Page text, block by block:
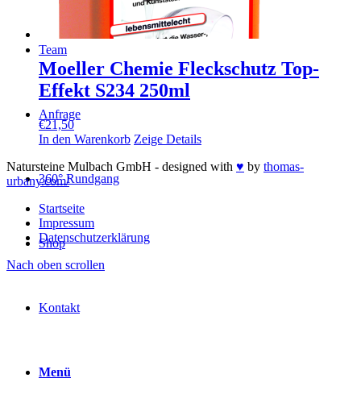
Team
Anfrage
360° Rundgang
Shop
Kontakt
Menü
Moeller Chemie Fleckschutz Top-
Effekt S234 250ml
€21,50
In den Warenkorb Zeige Details
Natursteine Mulbach GmbH - designed with ♥ by thomas-
urbany.com/
Startseite
Impressum
Datenschutzerklärung
Nach oben scrollen